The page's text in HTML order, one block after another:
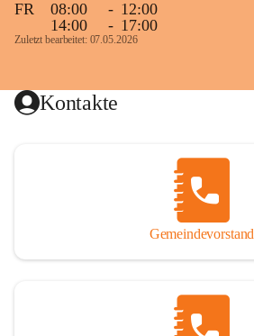
FR
08:00 - 12:00
14:00
- 17:00
Zuletzt bearbeitet: 07.05.2026
Kontakte
Gemeindevorstand